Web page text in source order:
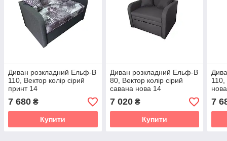
Диван розкладний Ельф-В
110, Вектор колір сірий
принт 14
7 680 ₴
Купити
Диван розкладний Ельф-В
80, Вектор колір сірий
савана нова 14
7 020₴
Купити
110,
7